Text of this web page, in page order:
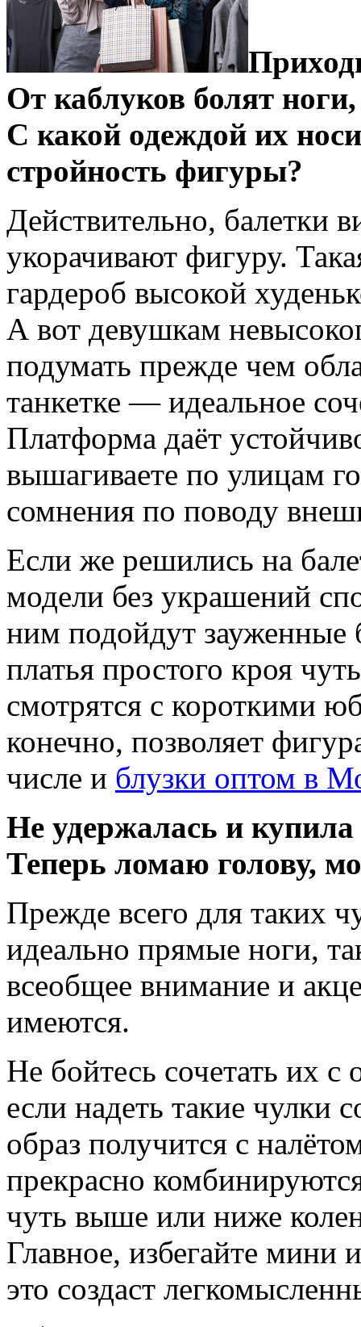
От каблуков болят
С какой одеждой их
стройность фигуры?
Действительно, балетки
укорачивают фигуру.
гардероб высокой
А вот девушкам
подумать прежде чем
танкетке — идеальное
Платформа даёт
вышагиваете по улицам
сомнения по поводу
Если же решились на
модели без украшений
ним подойдут
платья простого кроя
смотрятся с короткими
конечно, позволяет
числе и блузки оптом в
Не удержалась и
Теперь ломаю голову,
Прежде всего для таких
идеально прямые ноги,
всеобщее внимание и
имеются.
Не бойтесь сочетать их
если надеть такие чулки
образ получится с
прекрасно
чуть выше или ниже
Главное, избегайте мини
это создаст